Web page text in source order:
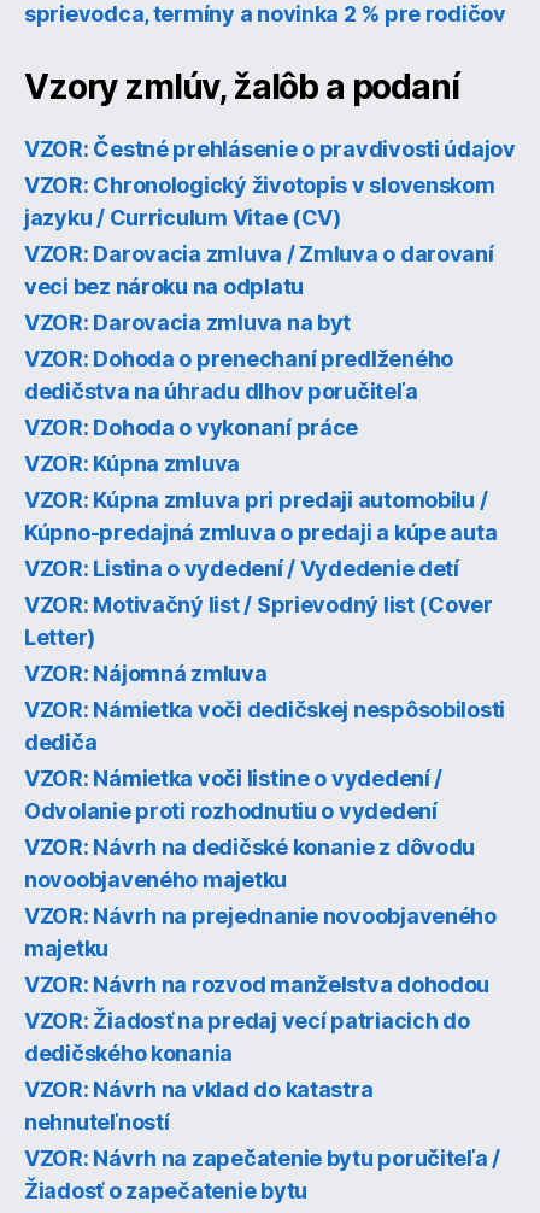
sprievodca, termíny a novinka 2 % pre rodičov
Vzory zmlúv, žalôb a podaní
VZOR: Čestné prehlásenie o pravdivosti údajov
VZOR: Chronologický životopis v slovenskom
jazyku / Curriculum Vitae (CV)
VZOR: Darovacia zmluva / Zmluva o darovaní
veci bez nároku na odplatu
VZOR: Darovacia zmluva na byt
VZOR: Dohoda o prenechaní predlženého
dedičstva na úhradu dlhov poručiteľa
VZOR: Dohoda o vykonaní práce
VZOR: Kúpna zmluva
VZOR: Kúpna zmluva pri predaji automobilu /
Kúpno-predajná zmluva o predaji a kúpe auta
VZOR: Listina o vydedení / Vydedenie detí
VZOR: Motivačný list / Sprievodný list (Cover
Letter)
VZOR: Nájomná zmluva
VZOR: Námietka voči dedičskej nespôsobilosti
dediča
VZOR: Námietka voči listine o vydedení /
Odvolanie proti rozhodnutiu o vydedení
VZOR: Návrh na dedičské konanie z dôvodu
novoobjaveného majetku
VZOR: Návrh na prejednanie novoobjaveného
majetku
VZOR: Návrh na rozvod manželstva dohodou
VZOR: Žiadosť na predaj vecí patriacich do
dedičského konania
VZOR: Návrh na vklad do katastra
nehnuteľností
VZOR: Návrh na zapečatenie bytu poručiteľa /
Žiadosť o zapečatenie bytu